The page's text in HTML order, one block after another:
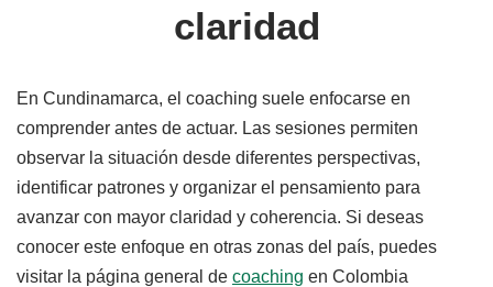
claridad
En Cundinamarca, el coaching suele enfocarse en
comprender antes de actuar. Las sesiones permiten
observar la situación desde diferentes perspectivas,
identificar patrones y organizar el pensamiento para
avanzar con mayor claridad y coherencia. Si deseas
conocer este enfoque en otras zonas del país, puedes
visitar la página general de coaching en Colombia